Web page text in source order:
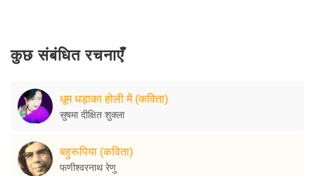
कुछ संबंधित रचनाएँ
धूम धड़ाका होली में (कविता)
सुषमा दीक्षित शुक्ला
बहुरूपिया (कविता)
फणीश्वरनाथ रेणु